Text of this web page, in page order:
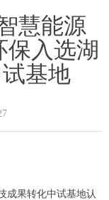
慧能源
保入选湖
基地
成果转化中试基地认